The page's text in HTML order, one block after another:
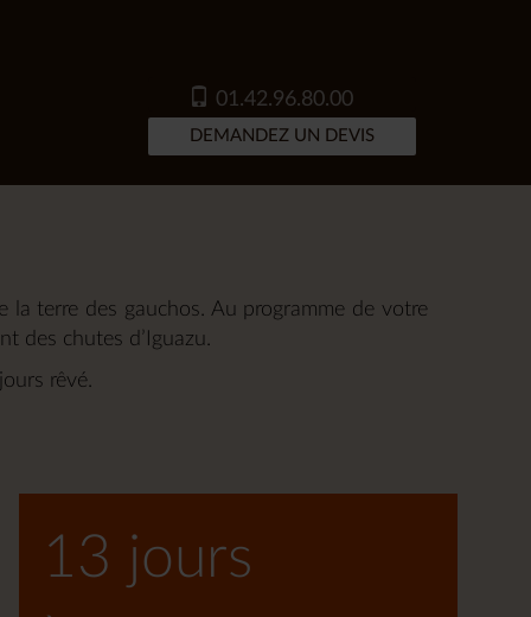
01.42.96.80.00
DEMANDEZ UN DEVIS
terre des gauchos. Au programme de votre
des chutes d’Iguazu.
rêvé.
13 jours